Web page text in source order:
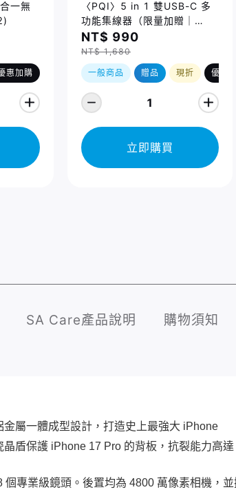
一無
惠加購
〈PQI〉5 in 1 雙USB-C 多
功能集線器（限量加贈｜
U988 class 10 Micro SD
記憶卡 64GB，附 SD 轉卡）
NT$ 990
NT$ 1,680
一般商品 贈品 現折 優惠加
1
立即購買
SA Care產品說明 購物須知
屬一體成型設計，打造史上最強大 iPhone
盾保護 iPhone 17 Pro 的背板，抗裂能力高達
專業級鏡頭。後置均為 4800 萬像素相機，